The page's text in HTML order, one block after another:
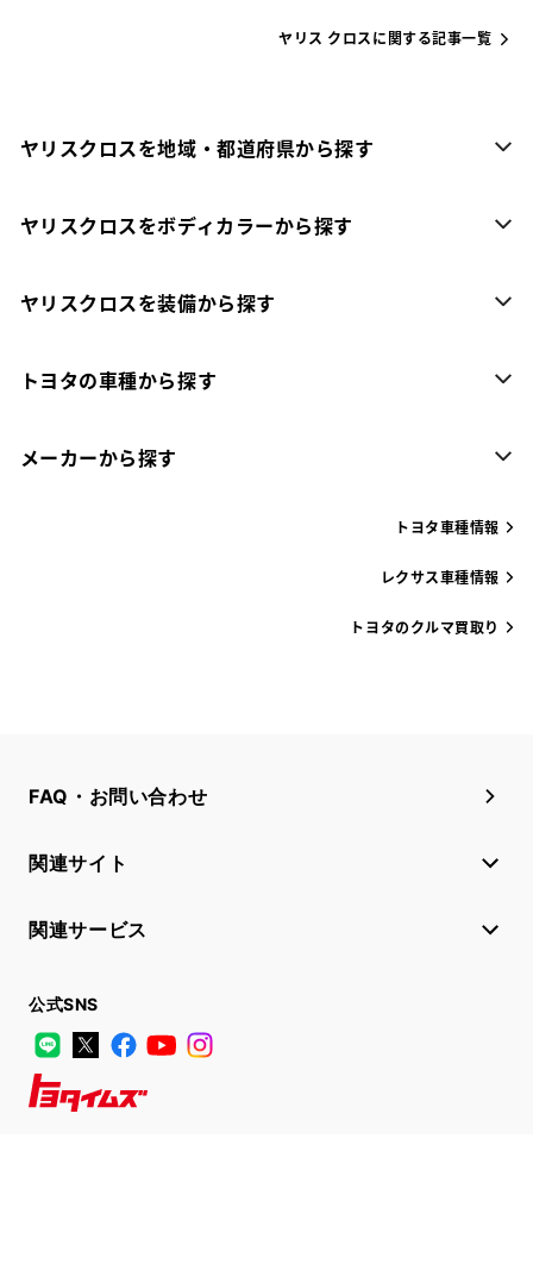
ヤリス クロスに関する記事一覧
ヤリスクロスを地域・都道府県から探す
ヤリスクロスをボディカラーから探す
ヤリスクロスを装備から探す
トヨタの車種から探す
メーカーから探す
トヨタ車種情報
レクサス車種情報
トヨタのクルマ買取り
FAQ・お問い合わせ
関連サイト
関連サービス
公式SNS
LINE
X FacebookYouTube